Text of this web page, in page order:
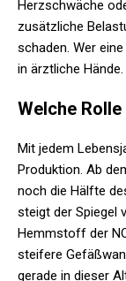
Herzschwäche
zusätzliche
schaden. Wer
in ärztliche Hände.
Welche
Mit jedem
Produktion. Ab
noch die Hälfte
steigt der Spiegel
Hemmstoff der
steifere
gerade in dieser